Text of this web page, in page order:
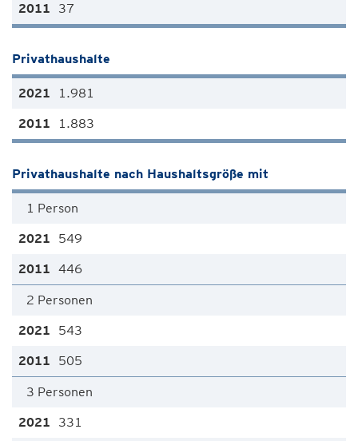
37
Privathaushalte
1.981
1.883
Privathaushalte nach Haushaltsgröße mit
1 Person
549
446
2 Personen
543
505
3 Personen
331